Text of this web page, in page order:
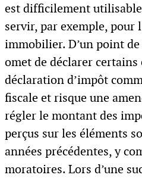
est difficilement
servir, par exemple, pour
immobilier. D’un point
omet de déclarer certains
déclaration d’impôt
fiscale et risque une
régler le montant des
perçus sur les éléments
années précédentes, y
moratoires. Lors d’une